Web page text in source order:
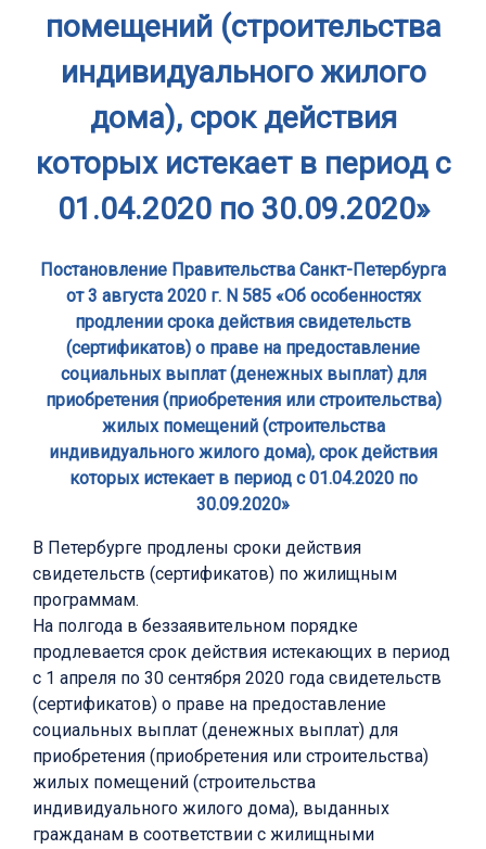
помещений (строительства
индивидуального жилого
дома), срок действия
которых истекает в период с
01.04.2020 по 30.09.2020»
Постановление Правительства Санкт-Петербурга
от 3 августа 2020 г. N 585 «Об особенностях
продлении срока действия свидетельств
(сертификатов) о праве на предоставление
социальных выплат (денежных выплат) для
приобретения (приобретения или строительства)
жилых помещений (строительства
индивидуального жилого дома), срок действия
которых истекает в период с 01.04.2020 по
30.09.2020»
В Петербурге продлены сроки действия
свидетельств (сертификатов) по жилищным
программам.
На полгода в беззаявительном порядке
продлевается срок действия истекающих в период
с 1 апреля по 30 сентября 2020 года свидетельств
(сертификатов) о праве на предоставление
социальных выплат (денежных выплат) для
приобретения (приобретения или строительства)
жилых помещений (строительства
индивидуального жилого дома), выданных
гражданам в соответствии с жилищными